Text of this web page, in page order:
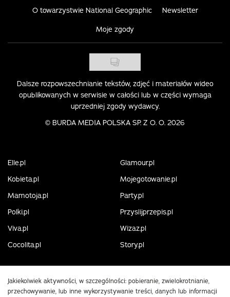
O towarzystwie National Geographic Newsletter
Moje zgody
Dalsze rozpowszechnianie tekstów, zdjęć i materiałów wideo
opublikowanych w serwisie w całości lub w części wymaga
uprzedniej zgody wydawcy.
© BURDA MEDIA POLSKA SP. Z O. O. 2026
Elle.pl
Glamour.pl
Kobieta.pl
Mojegotowanie.pl
Mamotoja.pl
Party.pl
Polki.pl
Przyslijprzepis.pl
Viva.pl
Wizaz.pl
Cocolita.pl
Story.pl
Jakiekolwiek aktywności, w szczególności: pobieranie, zwielokrotnianie,
przechowywanie, lub inne wykorzystywanie treści, danych lub informacji